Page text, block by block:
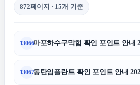
872페이지 · 15개 기준
13066마포하수구막힘 확인 포인트 안내
13067동탄임플란트 확인 포인트 안내